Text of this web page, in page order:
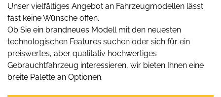
Unser vielfältiges Angebot an Fahrzeugmodellen lässt
fast keine Wünsche offen.
Ob Sie ein brandneues Modell mit den neuesten
technologischen Features suchen oder sich für ein
preiswertes, aber qualitativ hochwertiges
Gebrauchtfahrzeug interessieren, wir bieten Ihnen eine
breite Palette an Optionen.